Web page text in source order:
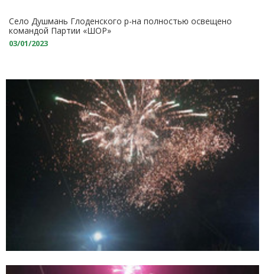
Село Душмань Глоденского р-на полностью освещено
командой Партии «ШОР»
03/01/2023